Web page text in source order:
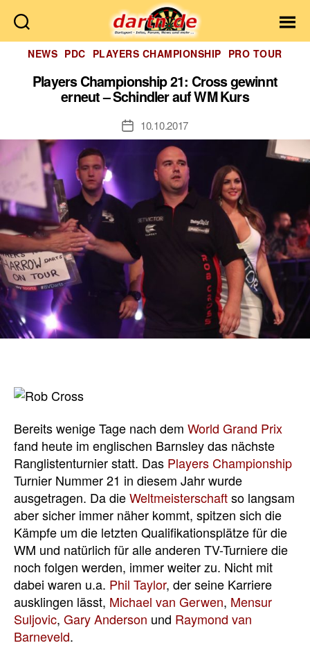
Dartn.de
Kategorien
NEWS PDC PLAYERS CHAMPIONSHIP PRO TOUR
Players Championship 21: Cross gewinnt
erneut – Schindler auf WM Kurs
Veröffentlichungsdatum
10.10.2017
Bereits wenige Tage nach dem World Grand Prix
fand heute im englischen Barnsley das nächste
Ranglistenturnier statt. Das Players Championship
Turnier Nummer 21 in diesem Jahr wurde
ausgetragen. Da dieWeltmeisterschaftso langsam
aber sicher immer näher kommt, spitzen sich die
Kämpfe um die letzten Qualifikationsplätze für die
WM und natürlich für alle anderen TV-Turniere die
noch folgen werden, immer weiter zu. Nicht mit
dabei waren u.a. Phil Taylor, der seine Karriere
ausklingen lässt, Michael van Gerwen, Mensur
Suljovic, Gary Anderson und Raymond van
Barneveld.